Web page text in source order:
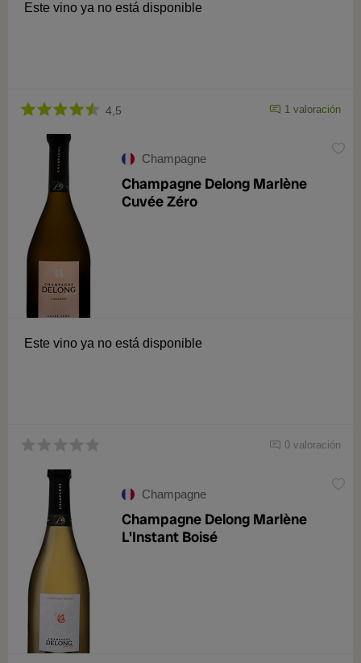
Este vino ya no está disponible
4,5 1 valoración
Champagne
Champagne Delong Marlène
Cuvée Zéro
Este vino ya no está disponible
0 valoración
Champagne
Champagne Delong Marlène
L'Instant Boisé